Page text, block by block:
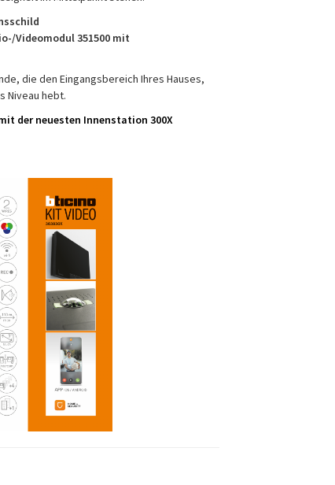
Videomodul 351500 mit
die den Eingangsbereich Ihres Hauses,
Niveau hebt.
der neuesten Innenstation 300X